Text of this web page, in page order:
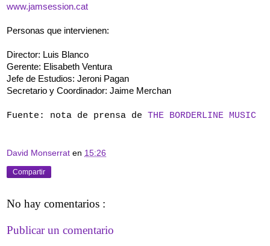
www.jamsession.cat
Personas que intervienen:
Director: Luis Blanco
Gerente: Elisabeth Ventura
Jefe de Estudios: Jeroni Pagan
Secretario y Coordinador: Jaime Merchan
Fuente: nota de prensa de THE BORDERLINE MUSIC
David Monserrat en 15:26
Compartir
No hay comentarios :
Publicar un comentario